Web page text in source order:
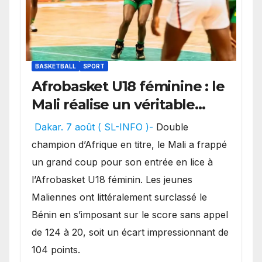
BASKETBALL SPORT
Afrobasket U18 féminine : le
Mali réalise un véritable
festival offensif et inflige
une lourde défaite au
Bénin.
Dakar. 7 août ( SL-INFO )- Double
champion d’Afrique en titre, le Mali a frappé
un grand coup pour son entrée en lice à
l’Afrobasket U18 féminin. Les jeunes
Maliennes ont littéralement surclassé le
Bénin en s’imposant sur le score sans appel
de 124 à 20, soit un écart impressionnant de
104 points.